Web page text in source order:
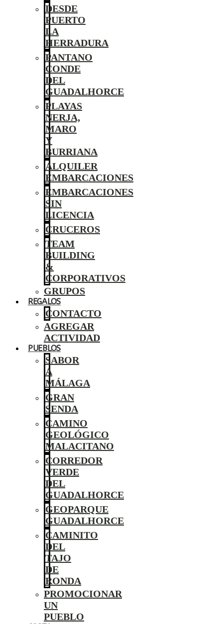
DESDE
PUERTO
LA
HERRADURA
PANTANO
CONDE
DEL
GUADALHORCE
PLAYAS
NERJA,
MARO
Y
BURRIANA
ALQUILER
EMBARCACIONES
EMBARCACIONES
SIN
LICENCIA
CRUCEROS
TEAM
BUILDING
&
CORPORATIVOS
GRUPOS
REGALOS
CONTACTO
AGREGAR
ACTIVIDAD
PUEBLOS
SABOR
A
MÁLAGA
GRAN
SENDA
CAMINO
GEOLÓGICO
MALACITANO
CORREDOR
VERDE
DEL
GUADALHORCE
GEOPARQUE
GUADALHORCE
CAMINITO
DEL
TAJO
DE
RONDA
PROMOCIONAR
UN
PUEBLO